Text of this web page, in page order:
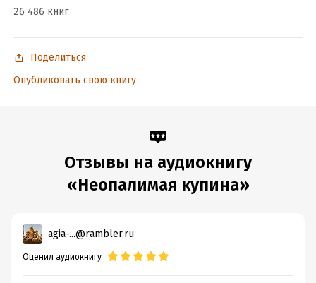
26 486 книг
Поделиться
Опубликовать свою книгу
Отзывы на аудиокнигу
«Неопалимая купина»
agia-...@rambler.ru
Оценил аудиокнигу